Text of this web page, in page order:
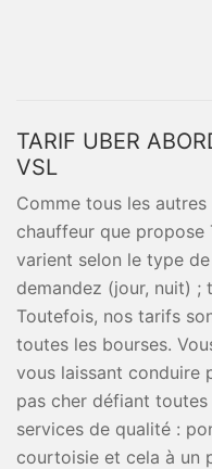
TARIF UBER
VSL
Comme tous les
chauffeur que propose
varient selon le type
demandez (jour, nuit) ;
Toutefois, nos tarifs
toutes les bourses.
vous laissant conduire
pas cher défiant
services de qualité :
courtoisie et cela à un